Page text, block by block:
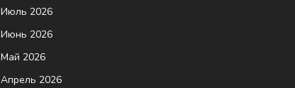
Июль 2026
Июнь 2026
Май 2026
Апрель 2026